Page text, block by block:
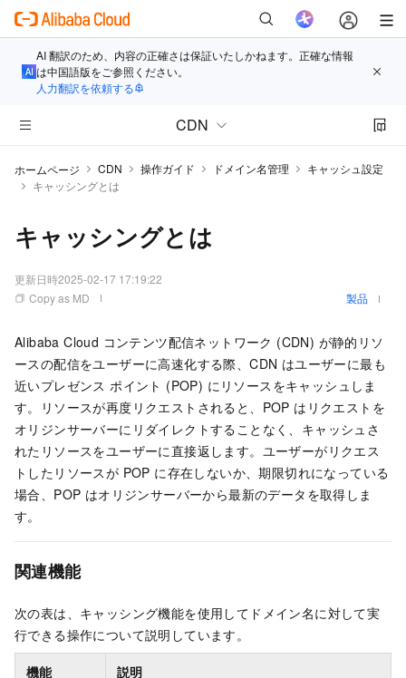
AI 翻訳のため、内容の正確さは保証いたしかねます。正確な情報
は中国語版をご参照ください。
人力翻訳を依頼する
CDN
ホームページ CDN 操作ガイド ドメイン名管理
キャッシュ設定
キャッシングとは
キャッシングとは
更新日時2025-02-17 17:19:22
Copy as MD
製品
Alibaba Cloud コンテンツ配信ネットワーク (CDN) が静的リソ
ースの配信をユーザーに高速化する際、CDN はユーザーに最も
近いプレゼンス ポイント (POP) にリソースをキャッシュしま
す。リソースが再度リクエストされると、POP はリクエストを
オリジンサーバーにリダイレクトすることなく、キャッシュさ
れたリソースをユーザーに直接返します。ユーザーがリクエス
トしたリソースが POP に存在しないか、期限切れになっている
場合、POP はオリジンサーバーから最新のデータを取得しま
す。
関連機能
次の表は、キャッシング機能を使用してドメイン名に対して実
行できる操作について説明しています。
機能 説明